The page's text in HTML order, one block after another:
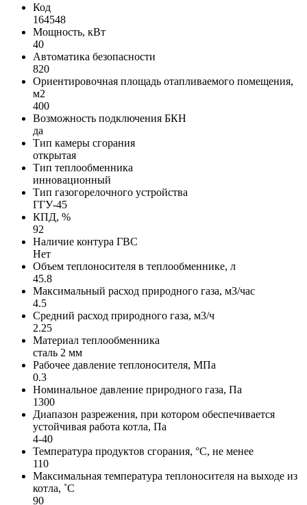
Код
164548
Мощность, кВт
40
Автоматика безопасности
820
Ориентировочная площадь отапливаемого помещения,
м2
400
Возможность подключения БКН
да
Тип камеры сгорания
открытая
Тип теплообменника
инновационный
Тип газогорелочного устройства
ГГУ-45
КПД, %
92
Наличие контура ГВС
Нет
Объем теплоносителя в теплообменнике, л
45.8
Максимальный расход природного газа, м3/час
4.5
Средний расход природного газа, м3/ч
2.25
Материал теплообменника
сталь 2 мм
Рабочее давление теплоносителя, МПа
0.3
Номинальное давление природного газа, Па
1300
Диапазон разрежения, при котором обеспечивается
устойчивая работа котла, Па
4-40
Температура продуктов сгорания, °С, не менее
110
Максимальная температура теплоносителя на выходе из
котла, ˚С
90